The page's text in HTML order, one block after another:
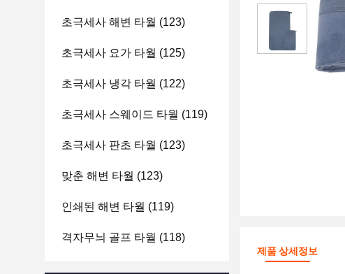
초극세사 해변 타월 (123)
초극세사 요가 타월 (125)
초극세사 냉각 타월 (122)
초극세사 스웨이드 타월 (119)
초극세사 판초 타월 (123)
맞춘 해변 타월 (123)
인쇄된 해변 타월 (119)
격자무늬 골프 타월 (118)
제품 상세정보